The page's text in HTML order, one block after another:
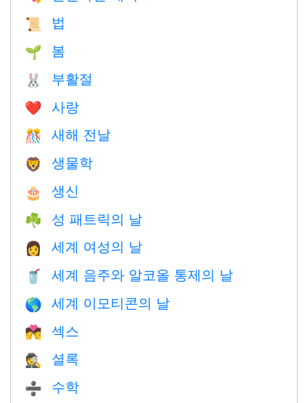
📜 법
🌱 봄
🐰 부활절
❤️️ 사랑
🎊 새해 전날
🦁 생물학
🎂 생신
☘️ 성 패트릭의 날
👩 세계 여성의 날
🥤 세계 음주와 알코올 통제의 날
🌎 세계 이모티콘의 날
💏 섹스
🕵️ 셜록
➗ 수학